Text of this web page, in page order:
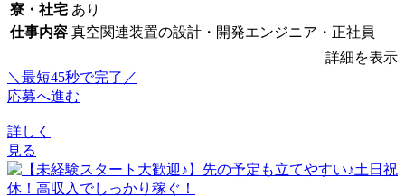
寮・社宅 あり
仕事内容 真空関連装置の設計・開発エンジニア・正社員
詳細を表示
＼最短45秒で完了／
応募へ進む
詳しく
見る